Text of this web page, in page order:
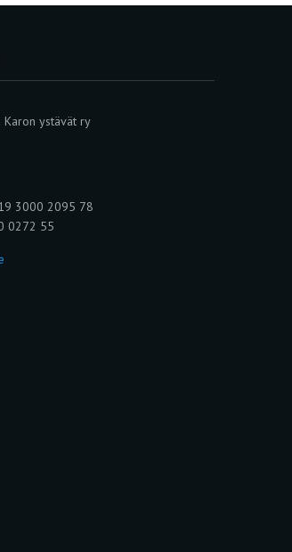
ystävät ry
3000 2095 78
0272 55